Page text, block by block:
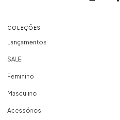
COLEÇÕES
Lançamentos
SALE
Feminino
Masculino
Acessórios